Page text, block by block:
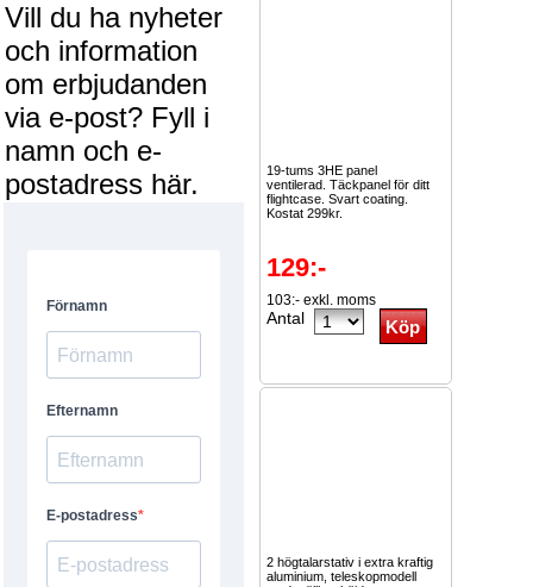
Vill du ha nyheter
och information
om erbjudanden
via e-post? Fyll i
namn och e-
postadress här.
19-tums 3HE panel
ventilerad. Täckpanel för ditt
flightcase. Svart coating.
Kostat 299kr.
129:-
103:- exkl. moms
Antal
2 högtalarstativ i extra kraftig
aluminium, teleskopmodell